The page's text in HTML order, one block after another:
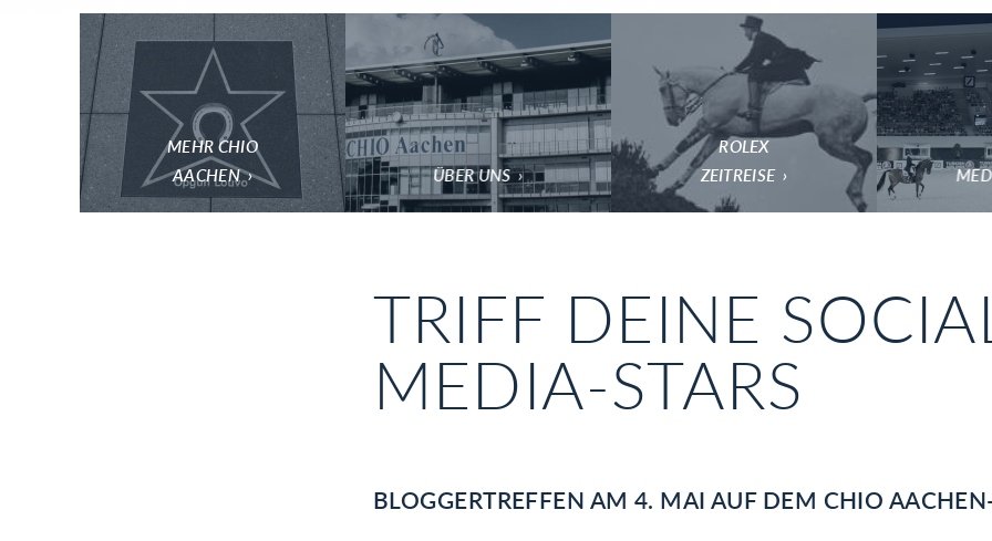
MEHR CHIO
AACHEN
ÜBER UNS
ROLEX
ZEITREISE
TRIFF DEINE
MEDIA-STARS
BLOGGERTREFFEN AM 4. MAI AUF DEM CHIO